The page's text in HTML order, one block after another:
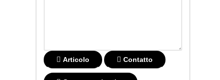
Articolo Contatto